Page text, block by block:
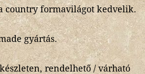
country formavilágot kedvelik.
gyártás.
rendelhető / várható